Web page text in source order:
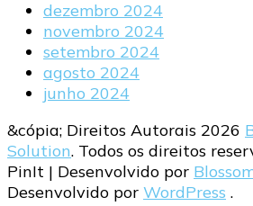
dezembro 2024
novembro 2024
setembro 2024
agosto 2024
junho 2024
&cópia; Direitos Autorais 2026
Solution. Todos os direitos
PinIt | Desenvolvido por
Desenvolvido por WordPress .